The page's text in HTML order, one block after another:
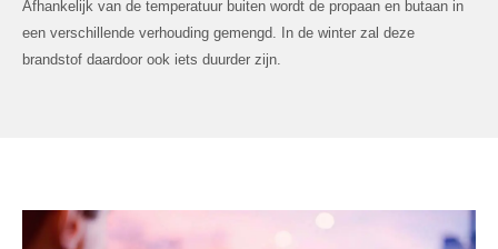
Afhankelijk van de temperatuur buiten wordt de propaan en butaan in
een verschillende verhouding gemengd. In de winter zal deze
brandstof daardoor ook iets duurder zijn.